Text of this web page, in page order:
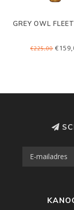
GREY OWL
€225,00